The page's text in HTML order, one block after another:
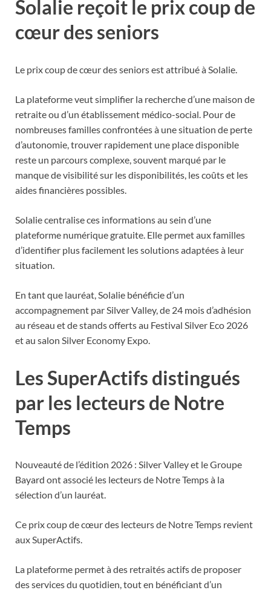
Solalie reçoit le prix coup de
cœur des seniors
Le prix coup de cœur des seniors est attribué à Solalie.
La plateforme veut simplifier la recherche d’une maison de
retraite ou d’un établissement médico-social. Pour de
nombreuses familles confrontées à une situation de perte
d’autonomie, trouver rapidement une place disponible
reste un parcours complexe, souvent marqué par le
manque de visibilité sur les disponibilités, les coûts et les
aides financières possibles.
Solalie centralise ces informations au sein d’une
plateforme numérique gratuite. Elle permet aux familles
d’identifier plus facilement les solutions adaptées à leur
situation.
En tant que lauréat, Solalie bénéficie d’un
accompagnement par Silver Valley, de 24 mois d’adhésion
au réseau et de stands offerts au Festival Silver Eco 2026
et au salon Silver Economy Expo.
Les SuperActifs distingués
par les lecteurs de Notre
Temps
Nouveauté de l’édition 2026 : Silver Valley et le Groupe
Bayard ont associé les lecteurs de Notre Temps à la
sélection d’un lauréat.
Ce prix coup de cœur des lecteurs de Notre Temps revient
aux SuperActifs.
La plateforme permet à des retraités actifs de proposer
des services du quotidien, tout en bénéficiant d’un